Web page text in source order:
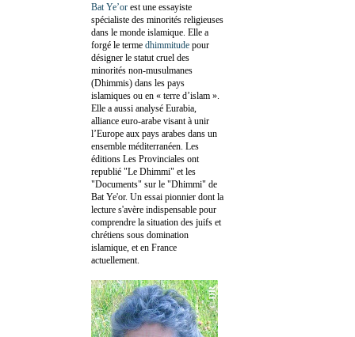
Bat Ye’or est une essayiste
spécialiste des minorités religieuses
dans le monde islamique. Elle a
forgé le terme dhimmitude pour
désigner le statut cruel des
minorités non-musulmanes
(Dhimmis) dans les pays
islamiques ou en « terre d’islam ».
Elle a aussi analysé Eurabia,
alliance euro-arabe visant à unir
l’Europe aux pays arabes dans un
ensemble méditerranéen. Les
éditions Les Provinciales ont
republié "Le Dhimmi" et les
"Documents" sur le "Dhimmi" de
Bat Ye'or. Un essai pionnier dont la
lecture s'avère indispensable pour
comprendre la situation des juifs et
chrétiens sous domination
islamique, et en France
actuellement.